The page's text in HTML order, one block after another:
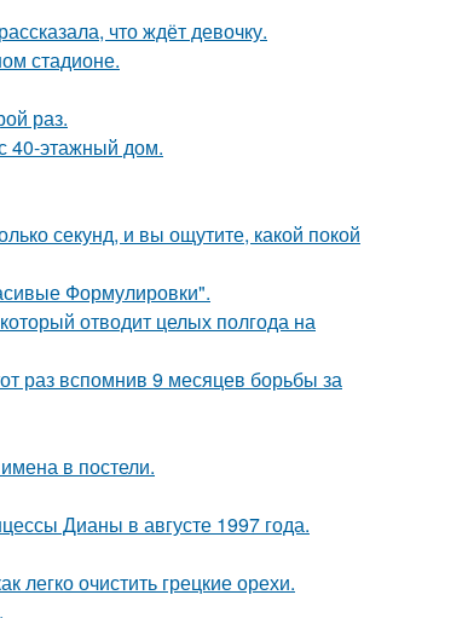
что ждёт девочку.
стадионе.
раз.
40-этажный дом.
секунд, и вы ощутите, какой покой
Формулировки".
отводит целых полгода на
раз вспомнив 9 месяцев борьбы за
в постели.
Дианы в августе 1997 года.
легко очистить грецкие орехи.